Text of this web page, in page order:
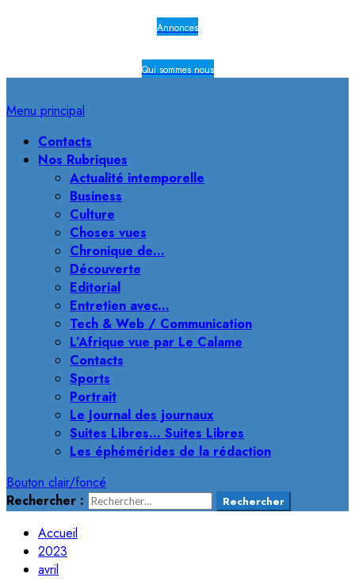
Annonces
Qui sommes nous
Menu principal
Contacts
Nos Rubriques
Actualité intemporelle
Business
Culture
Choses vues
Chronique de…
Découverte
Editorial
Entretien avec…
Tech & Web / Communication
L’Afrique vue par Le Calame
Contacts
Sports
Portrait
Le Journal des journaux
Suites Libres… Suites Libres
Les éphémérides de la rédaction
Bouton clair/foncé
Rechercher :
Accueil
2023
avril